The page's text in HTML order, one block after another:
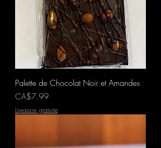
Palette de Chocolat Noir et Amandes
Prix
CA$7.99
Livraison gratuite